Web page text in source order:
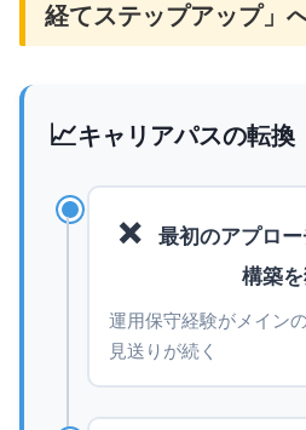
経てステップアップ」
📈キャリアパスの転換
❌
最初のアプロ
構築を
運用保守経験がメイン
見送りが続く